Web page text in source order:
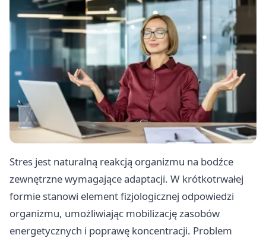
Stres jest naturalną reakcją organizmu na bodźce
zewnętrzne wymagające adaptacji. W krótkotrwałej
formie stanowi element fizjologicznej odpowiedzi
organizmu, umożliwiając mobilizację zasobów
energetycznych i poprawę koncentracji. Problem